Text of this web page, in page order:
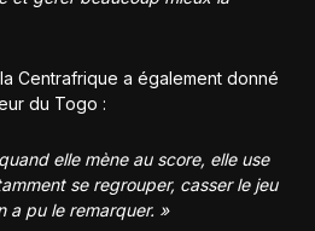
Centrafrique a également donné
du Togo :
elle mène au score, elle use
se regrouper, casser le jeu
a pu le remarquer. »